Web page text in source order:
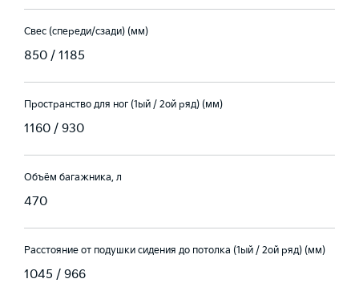
Свес (спереди/сзади) (мм)
850 / 1185
Пространство для ног (1ый / 2ой ряд) (мм)
1160 / 930
Объём багажника, л
470
Расстояние от подушки сидения до потолка (1ый / 2ой ряд) (мм)
1045 / 966